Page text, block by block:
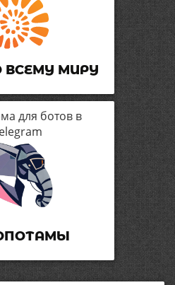
ВСЕМУ МИРУ
для ботов в